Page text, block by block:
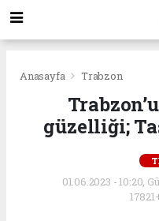
Anasayfa Trabzon
güzelliği;
01.06.2023 - 10:20,